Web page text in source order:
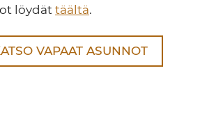
löydättäältä.
VAPAAT ASUNNOT